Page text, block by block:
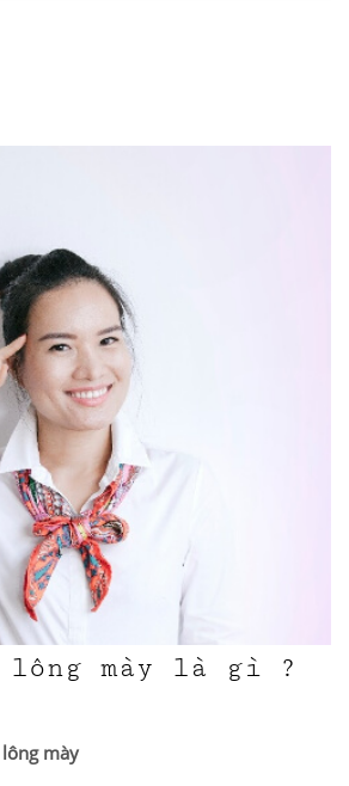
lông mày là gì ?
mày